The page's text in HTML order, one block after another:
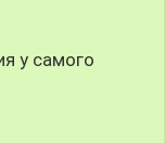
у самого